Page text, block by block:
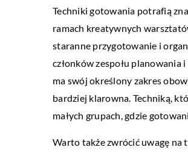
Techniki gotowania potrafią
ramach kreatywnych
staranne przygotowanie i
członków zespołu planowania
ma swój określony zakres
bardziej klarowna. Techniką,
małych grupach, gdzie
Warto także zwrócić uwagę